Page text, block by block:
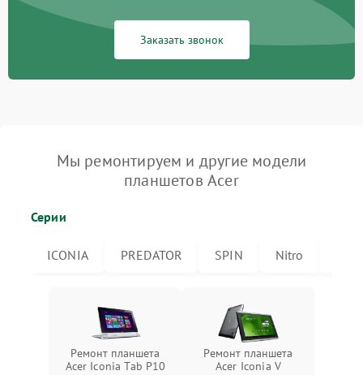
Заказать звонок
Мы ремонтируем и другие модели
планшетов Acer
Серии
ICONIA PREDATOR SPIN Nitro
Ремонт планшета
Acer Iconia Tab P10
Ремонт планшета
Acer Iconia V